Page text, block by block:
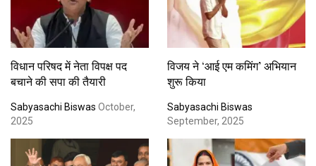
विधान परिषद में नेता विपक्ष पद
बचाने की सपा की तैयारी
Sabyasachi Biswas October,
2025
विजय ने ‘आई एम कमिंग’ अभियान
शुरू किया
Sabyasachi Biswas
September, 2025